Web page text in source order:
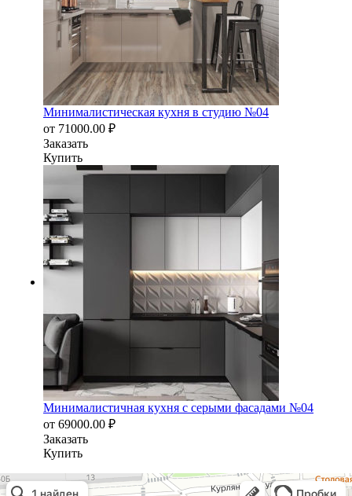
Минималистическая кухня в студию №04
от 71000.00 ₽
Заказать
Купить
Минималистичная кухня с серыми фасадами №04
от 69000.00 ₽
Заказать
Купить